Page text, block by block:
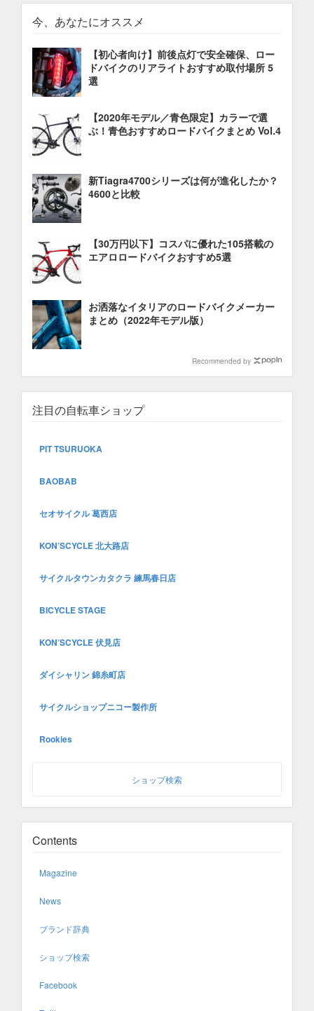
今、あなたにオススメ
【初心者向け】前後点灯で安全確保、ロー
ドバイクのリアライトおすすめ取付場所 5
選
【2020年モデル／青色限定】カラーで選
ぶ！青色おすすめロードバイクまとめ Vol.4
新Tiagra4700シリーズは何が進化したか？
4600と比較
【30万円以下】コスパに優れた105搭載の
エアロロードバイクおすすめ5選
お洒落なイタリアのロードバイクメーカー
まとめ（2022年モデル版）
Recommended by
注目の自転車ショップ
PIT TSURUOKA
BAOBAB
セオサイクル 葛西店
KON’SCYCLE 北大路店
サイクルタウンカタクラ 練馬春日店
BICYCLE STAGE
KON’SCYCLE 伏見店
ダイシャリン 錦糸町店
サイクルショップニコー製作所
Rookies
ショップ検索
Contents
Magazine
News
ブランド辞典
ショップ検索
Facebook